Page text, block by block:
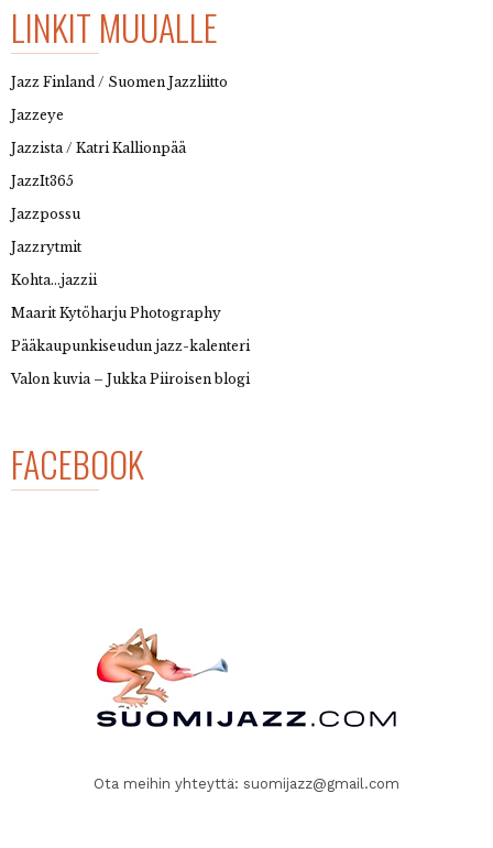
LINKIT MUUALLE
Jazz Finland / Suomen Jazzliitto
Jazzeye
Jazzista / Katri Kallionpää
JazzIt365
Jazzpossu
Jazzrytmit
Kohta…jazzii
Maarit Kytöharju Photography
Pääkaupunkiseudun jazz-kalenteri
Valon kuvia – Jukka Piiroisen blogi
FACEBOOK
Ota meihin yhteyttä: suomijazz@gmail.com